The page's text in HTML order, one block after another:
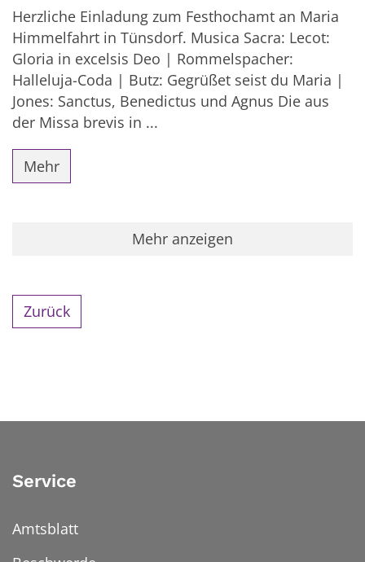
Herzliche Einladung zum Festhochamt an Maria
Himmelfahrt in Tünsdorf. Musica Sacra: Lecot:
Gloria in excelsis Deo | Rommelspacher:
Halleluja-Coda | Butz: Gegrüßet seist du Maria |
Jones: Sanctus, Benedictus und Agnus Die aus
der Missa brevis in ...
Mehr
Mehr anzeigen
Zurück
Service
Amtsblatt